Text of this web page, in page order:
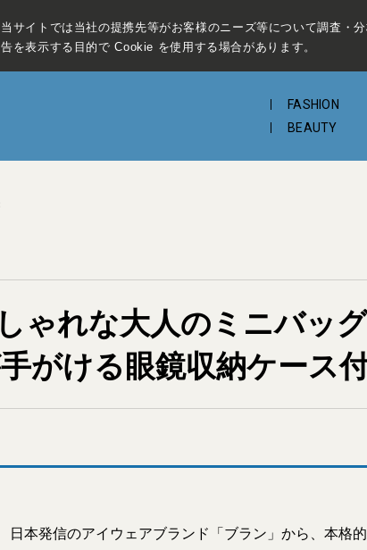
当サイトでは当社の提携先等がお客様のニーズ等について調査・
告を表示する目的で Cookie を使用する場合があります。
FASHION
BEAUTY
ゃれな大人のミニバッ
がける眼鏡収納ケース
日本発信のアイウェアブランド「ブラン」から、本格